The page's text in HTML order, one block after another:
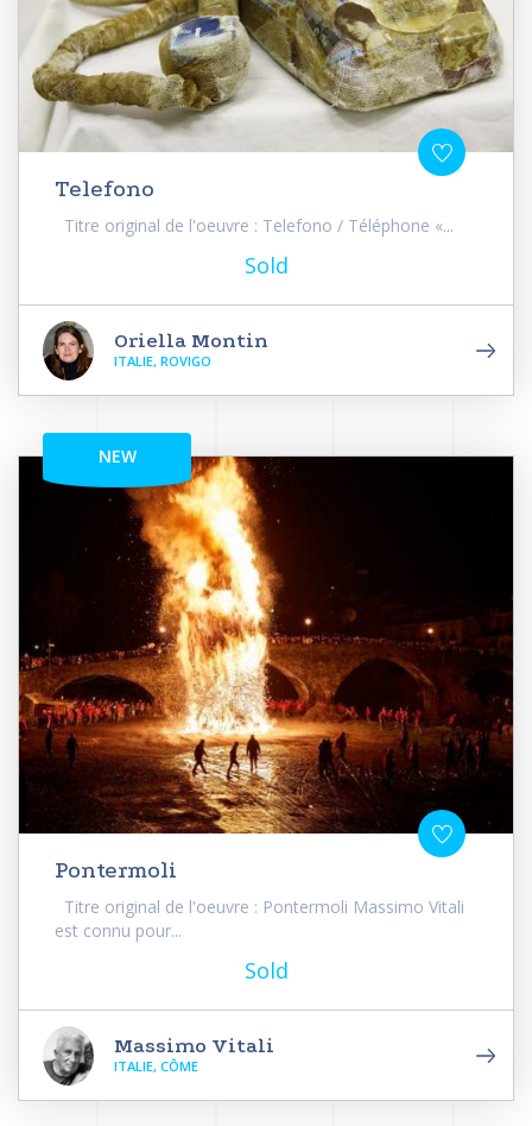
Telefono
Titre original de l'oeuvre : Telefono / Téléphone «...
Sold
Oriella Montin
ITALIE, ROVIGO
NEW
Pontermoli
Titre original de l'oeuvre : Pontermoli Massimo Vitali
est connu pour...
Sold
Massimo Vitali
ITALIE, CÔME